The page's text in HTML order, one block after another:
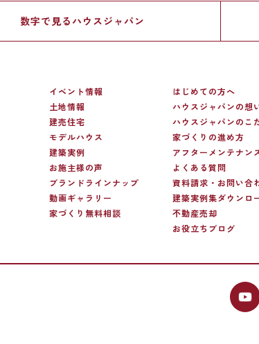
数字で見る ハウスジャパン
イベント情報
土地情報
建売住宅
モデルハウス
建築実例
お施主様の声
ブランドラインナップ
動画ギャラリー
家づくり無料相談
はじめての方へ
ハウスジャパンの想
ハウスジャパンのこ
家づくりの進め方
アフターメンテナン
よくある質問
資料請求・お問い合
建築実例集ダウンロ
不動産売却
お役立ちブログ